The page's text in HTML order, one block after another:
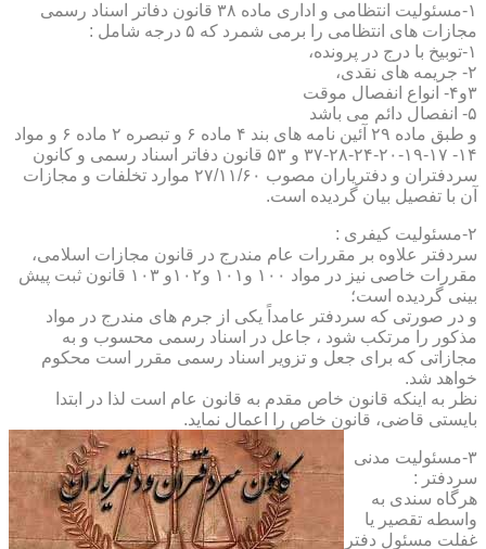
۱-مسئولیت انتظامی و اداری ماده ۳۸ قانون دفاتر اسناد رسمی
مجازات های انتظامی را برمی شمرد که ۵ درجه شامل :
۱-توبیخ با درج در پرونده،
۲- جریمه های نقدی،
۳و۴- انواع انفصال موقت
۵- انفصال دائم می باشد
و طبق ماده ۲۹ آئین نامه های بند ۴ ماده ۶ و تبصره ۲ ماده ۶ و مواد
۱۴- ۱۷-۱۹-۲۰-۲۴-۲۸-۳۷ و ۵۳ قانون دفاتر اسناد رسمی و کانون
سردفتران و دفتریاران مصوب ۲۷/۱۱/۶۰ موارد تخلفات و مجازات
آن با تفصیل بیان گردیده است.
۲-مسئولیت کیفری :
سردفتر علاوه بر مقررات عام مندرج در قانون مجازات اسلامی،
مقررات خاصی نیز در مواد ۱۰۰ و۱۰۱ و۱۰۲و ۱۰۳ قانون ثبت پیش
بینی گردیده است؛
و در صورتی که سردفتر عامداً یکی از جرم های مندرج در مواد
مذکور را مرتکب شود ، جاعل در اسناد رسمی محسوب و به
مجازاتی که برای جعل و تزویر اسناد رسمی مقرر است محکوم
خواهد شد.
نظر به اینکه قانون خاص مقدم به قانون عام است لذا در ابتدا
بایستی قاضی، قانون خاص را اعمال نماید.
۳-مسئولیت مدنی
سردفتر :
هرگاه سندی به
واسطه تقصیر یا
غفلت مسئول دفتر